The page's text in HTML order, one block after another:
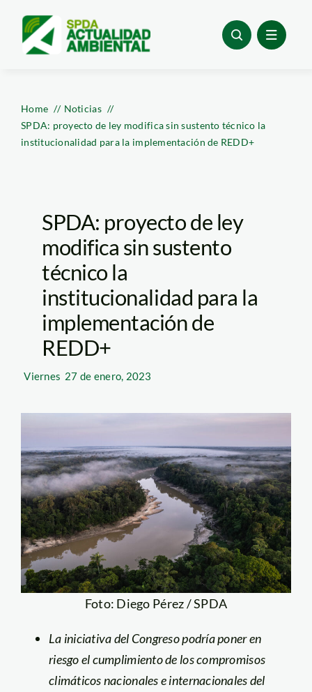
content
Home
Noticias
SPDA: proyecto de ley modifica sin sustento técnico la
institucionalidad para la implementación de REDD+
SPDA: proyecto de ley
modifica sin sustento
técnico la
institucionalidad para la
implementación de
REDD+
Viernes 27 de enero, 2023
Foto: Diego Pérez / SPDA
La iniciativa del Congreso podría poner en
riesgo el cumplimiento de los compromisos
climáticos nacionales e internacionales del